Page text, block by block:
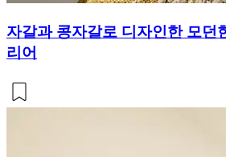
자갈과 콩자갈로 디자인한 모던
리어